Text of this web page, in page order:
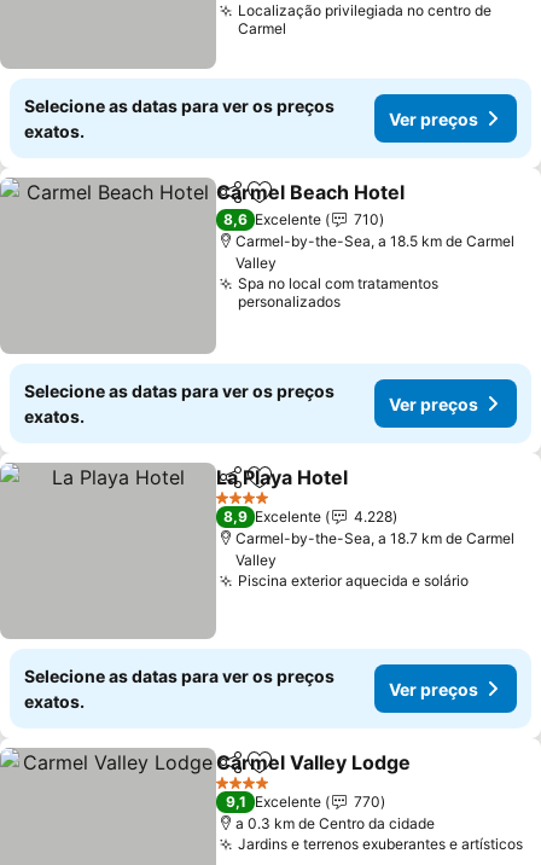
Localização privilegiada no centro de
Carmel
Selecione as datas para ver os preços
exatos.
Ver preços
PartilharAdicionar aos favoritos
Carmel Beach Hotel
8,6 Excelente
710
Carmel-by-the-Sea, a 18.5 km de Carmel
Valley
Spa no local com tratamentos
personalizados
Selecione as datas para ver os preços
exatos.
Ver preços
PartilharAdicionar aos favoritos
La Playa Hotel
4 Estrelas
8,9 Excelente
4.228
Carmel-by-the-Sea, a 18.7 km de Carmel
Valley
Piscina exterior aquecida e solário
Selecione as datas para ver os preços
exatos.
Ver preços
PartilharAdicionar aos favoritos
Carmel Valley Lodge
4 Estrelas
9,1 Excelente
770
a 0.3 km de Centro da cidade
Jardins e terrenos exuberantes e artísticos